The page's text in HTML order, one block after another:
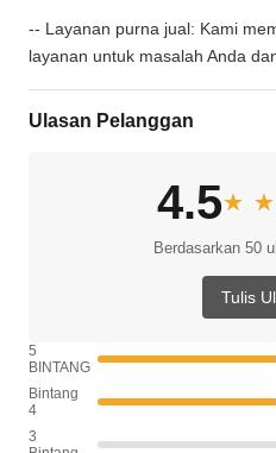
-- Layanan purna jual: Kami
layanan untuk masalah Anda
Ulasan Pelanggan
4.5
Berdasarkan 50
Tulis
5
BINTANG
Bintang
4
3